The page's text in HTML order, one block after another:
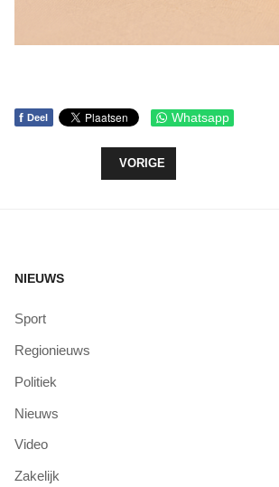
f Deel Whatsapp
VORIG ARTIKEL: RUIM 300
VORIGE
NIEUWS
Sport
Regionieuws
Politiek
Nieuws
Video
Zakelijk